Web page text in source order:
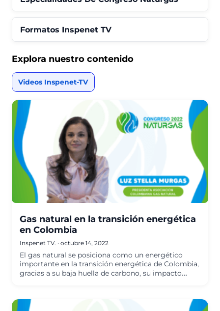
Formatos Inspenet TV
Explora nuestro contenido
Videos Inspenet-TV
Gas natural en la transición energética
en Colombia
Inspenet TV. · octubre 14, 2022
El gas natural se posiciona como un energético
importante en la transición energética de Colombia,
gracias a su baja huella de carbono, su impacto…